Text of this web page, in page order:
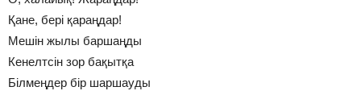
Қане, бері қараңдар!
Мешін жылы баршаңды
Кенелтсін зор бақытқа
Білмеңдер бір шаршауды